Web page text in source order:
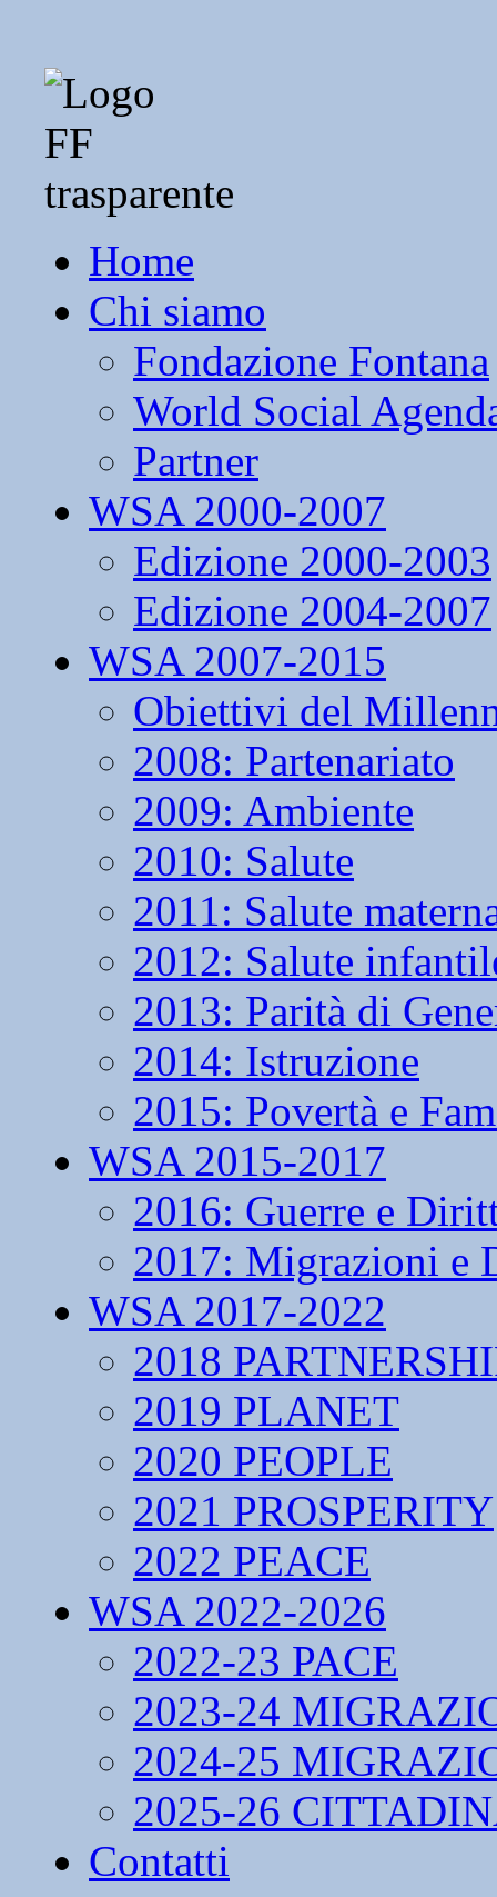
Home
Chi siamo
Fondazione Fontana
World Social
Partner
WSA 2000-2007
Edizione 2000-2003
Edizione 2004-2007
WSA 2007-2015
Obiettivi del
2008: Partenariato
2009: Ambiente
2010: Salute
2011: Salute
2012: Salute
2013: Parità di
2014: Istruzione
2015: Povertà e
WSA 2015-2017
2016: Guerre e
2017: Migrazioni e
WSA 2017-2022
2018
2019 PLANET
2020 PEOPLE
2021 PROSPERITY
2022 PEACE
WSA 2022-2026
2022-23 PACE
2023-24
2024-25
2025-26
Contatti